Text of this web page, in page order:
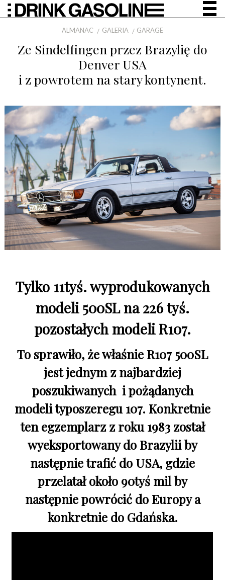
ALMANAC GALERIA GARAGE
Ze Sindelfingen przez Brazylię do
Denver USA
i z powrotem na stary kontynent.
Tylko 11tyś. wyprodukowanych
modeli 500SL na 226 tyś.
pozostałych modeli R107.
To sprawiło, że właśnie R107 500SL
jest jednym z najbardziej
poszukiwanych i pożądanych
modeli typoszeregu 107. Konkretnie
ten egzemplarz z roku 1983 został
wyeksportowany do Brazylii by
następnie trafić do USA, gdzie
przelatał około 90tyś mil by
następnie powrócić do Europy a
konkretnie do Gdańska.